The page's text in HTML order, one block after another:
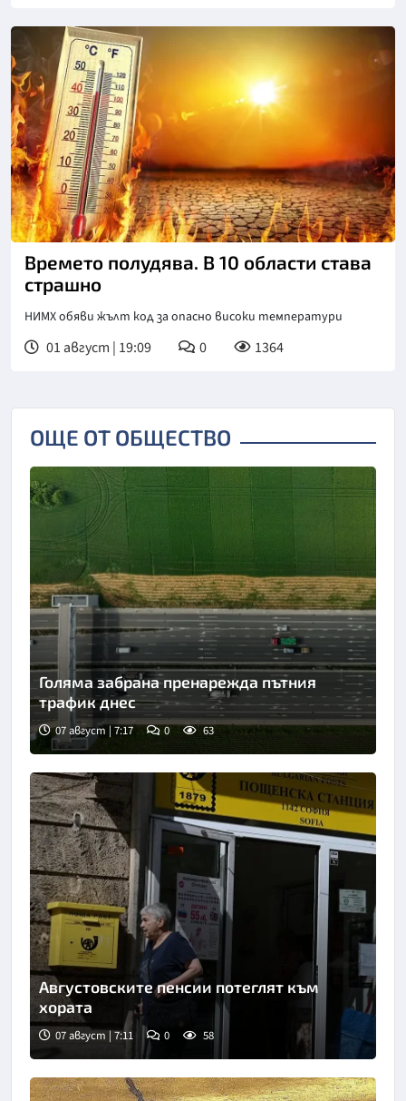
Времето полудява. В 10 области става
страшно
НИМХ обяви жълт код за опасно високи температури
01 август | 19:09 0 1364
ОЩЕ ОТ ОБЩЕСТВО
Снимка: БТА
Голяма забрана пренарежда пътния
трафик днес
07 август | 7:17 0 63
Снимка: БТА
Августовските пенсии потеглят към
хората
07 август | 7:11 0 58